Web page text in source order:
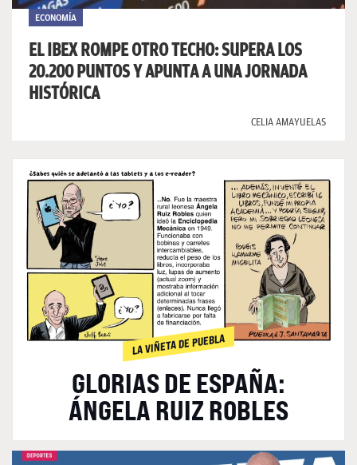
ECONOMÍA
EL IBEX ROMPE OTRO TECHO: SUPERA LOS
20.200 PUNTOS Y APUNTA A UNA JORNADA
HISTÓRICA
CELIA AMAYUELAS
LA VIÑETA DE PUEBLA
GLORIAS DE ESPAÑA:
ÁNGELA RUIZ ROBLES